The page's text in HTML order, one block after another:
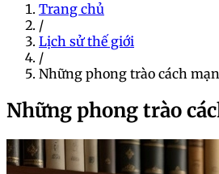
Trang chủ
/
Lịch sử thế giới
/
Những phong trào cách
Những phong trào